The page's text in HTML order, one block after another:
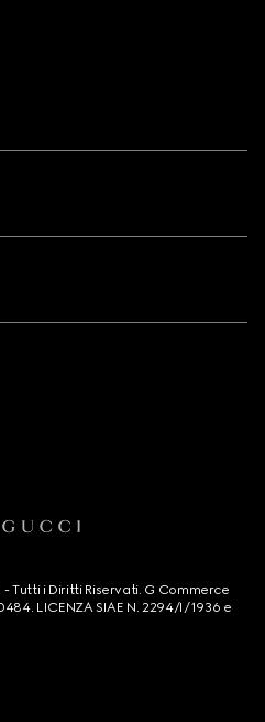
Tutti i Diritti Riservati. G Commerce
LICENZA SIAE N. 2294/I/1936 e